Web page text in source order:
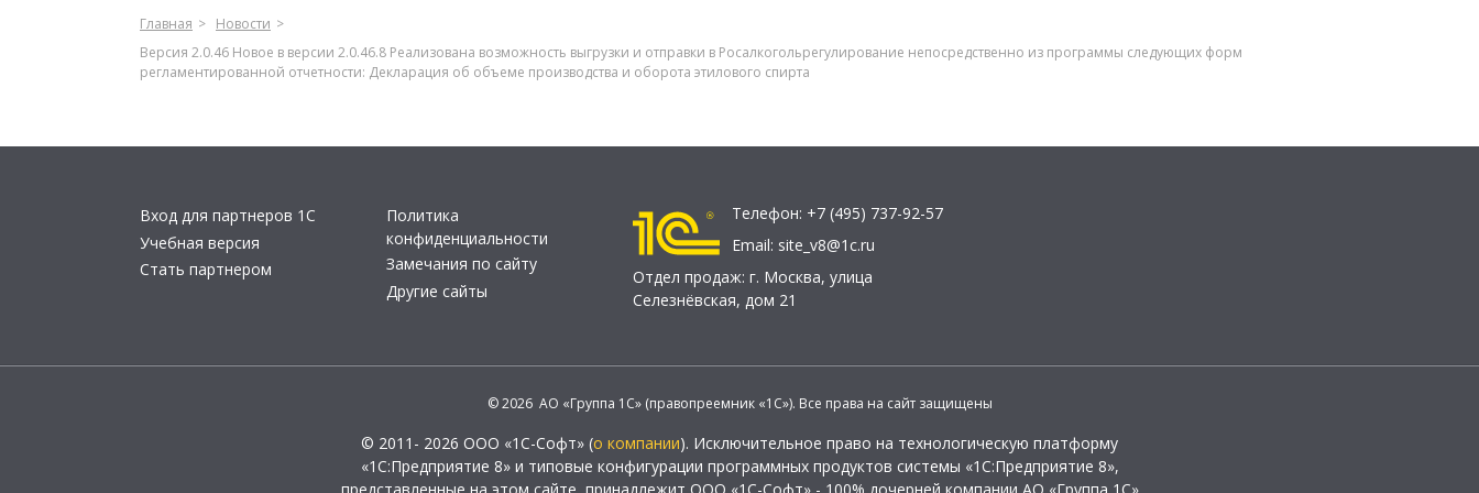
Главная
Новости
Версия 2.0.46 Новое в версии 2.0.46.8 Реализована возможность выгрузки и отправки в Росалкогольрегулирование непосредственно из программы следующих форм
регламентированной отчетности: Декларация об объеме производства и оборота этилового спирта
Вход для партнеров 1С
Учебная версия
Стать партнером
Политика
конфиденциальности
Замечания по сайту
Другие сайты
Телефон: +7 (495) 737-92-57
Email: site_v8@1c.ru
Отдел продаж: г. Москва, улица
Селезнёвская, дом 21
© 2026 АО «Группа 1С» (правопреемник «1С»). Все права на сайт защищены
© 2011- 2026 ООО «1С-Софт» (о компании). Исключительное право на технологическую платформу
«1С:Предприятие 8» и типовые конфигурации программных продуктов системы «1С:Предприятие 8»,